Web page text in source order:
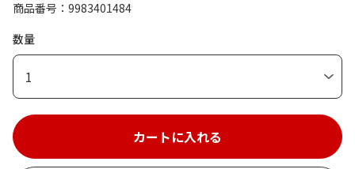
商品番号
9983401484
数量
1